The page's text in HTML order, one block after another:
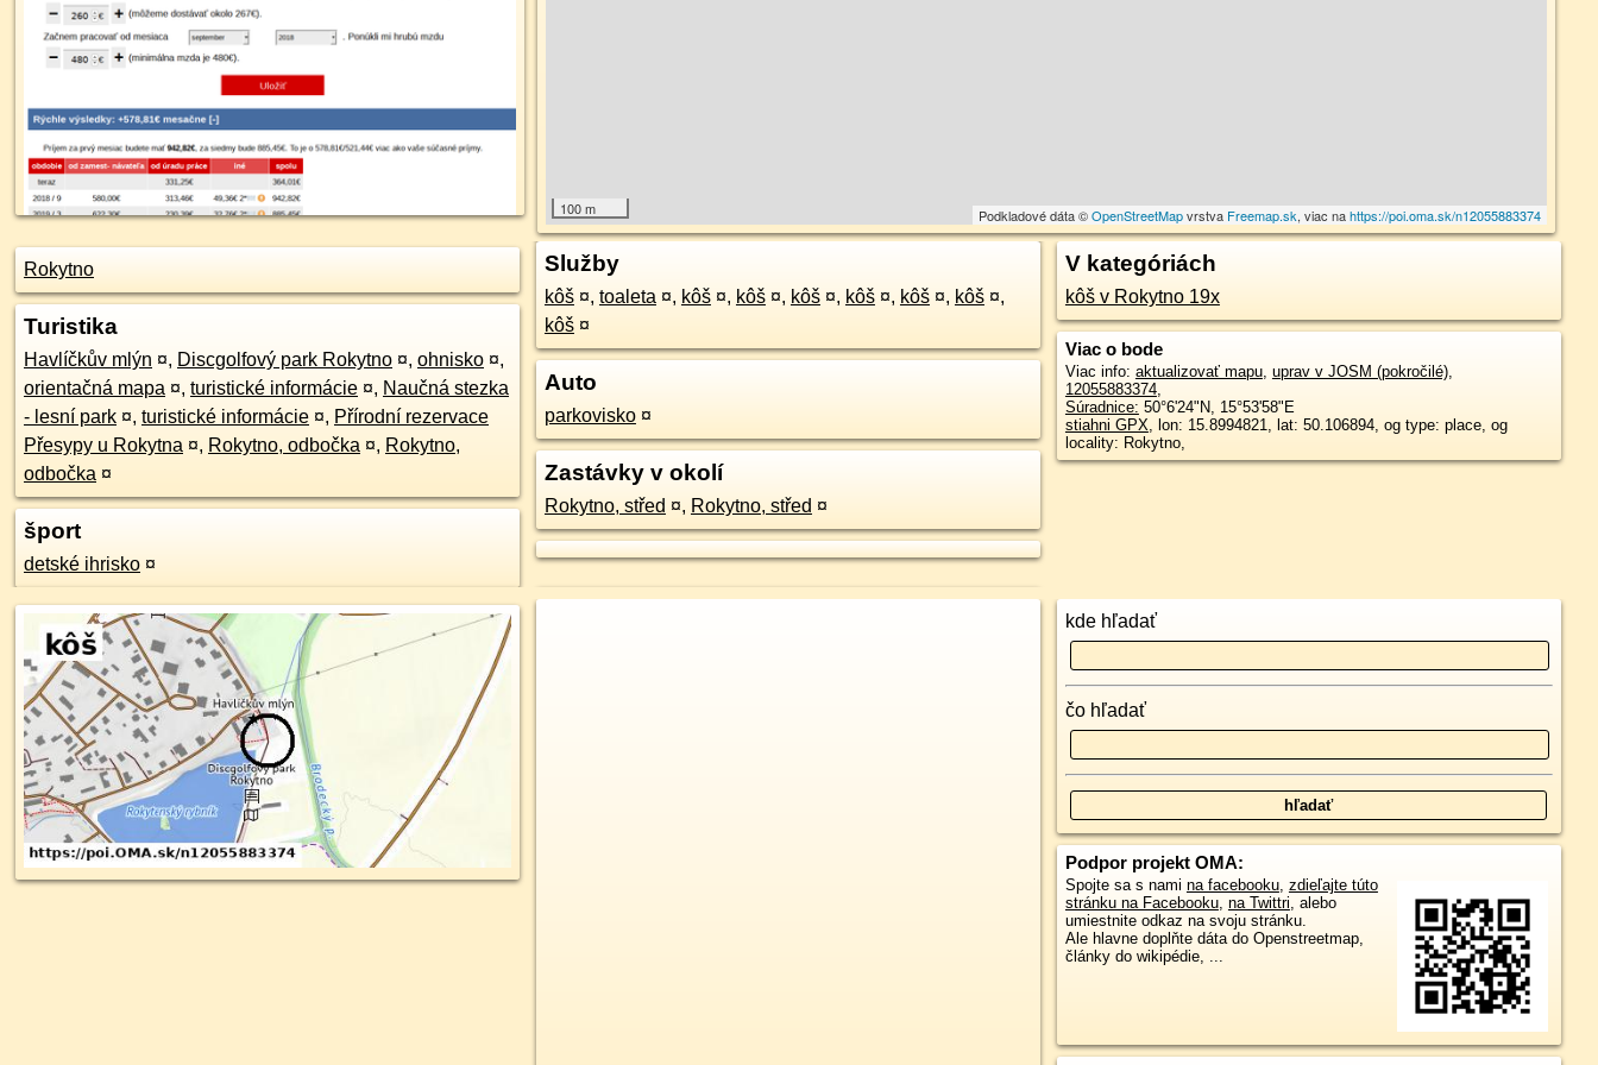
100 m Podkladové dáta ©OpenStreetMapvrstva Freemap.sk, viac nahttps://poi.oma.sk/n12055883374
Rokytno
Turistika
Havlíčkův mlýn ¤, Discgolfový park Rokytno ¤, ohnisko ¤,
orientačná mapa ¤, turistické informácie ¤, Naučná stezka
- lesní park ¤, turistické informácie ¤, Přírodní rezervace
Přesypy u Rokytna ¤, Rokytno, odbočka ¤, Rokytno,
odbočka ¤
šport
detské ihrisko ¤
Služby
kôš ¤, toaleta ¤, kôš ¤, kôš ¤, kôš ¤, kôš ¤, kôš ¤, kôš ¤,
kôš ¤
Auto
parkovisko ¤
Zastávky v okolí
Rokytno, střed ¤, Rokytno, střed ¤
V kategóriách
kôš v Rokytno 19x
Viac o bode
Viac info: aktualizovať mapu, uprav v JOSM (pokročilé),
12055883374,
Súradnice: 50°6'24"N, 15°53'58"E
stiahni GPX, lon: 15.8994821, lat: 50.106894, og type: place, og
locality: Rokytno,
kde hľadať
čo hľadať
Podpor projekt OMA:
Spojte sa s nami na facebooku, zdieľajte túto
stránku na Facebooku, na Twittri, alebo
umiestnite odkaz na svoju stránku.
Ale hlavne doplňte dáta do Openstreetmap,
články do wikipédie, ...